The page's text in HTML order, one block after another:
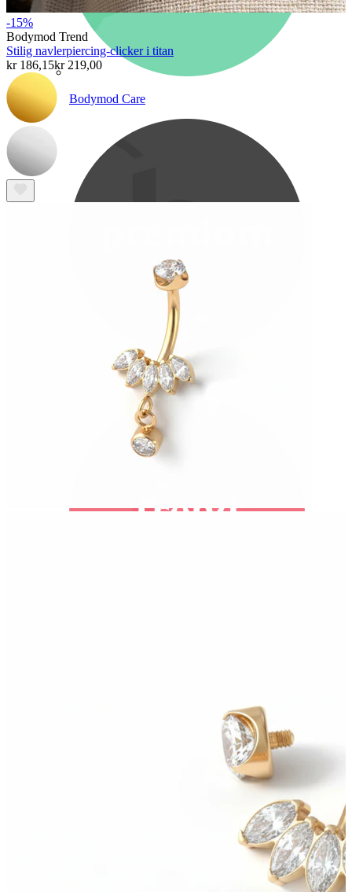
Bodymod Care
Bodymod Premium
-15%
Bodymod Trend
Stilig navlerpiercing-clicker i titan
kr 186,15kr 219,00